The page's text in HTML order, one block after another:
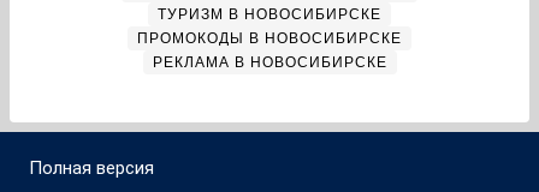
ТУРИЗМ В НОВОСИБИРСКЕ
ПРОМОКОДЫ В НОВОСИБИРСКЕ
РЕКЛАМА В НОВОСИБИРСКЕ
Полная версия